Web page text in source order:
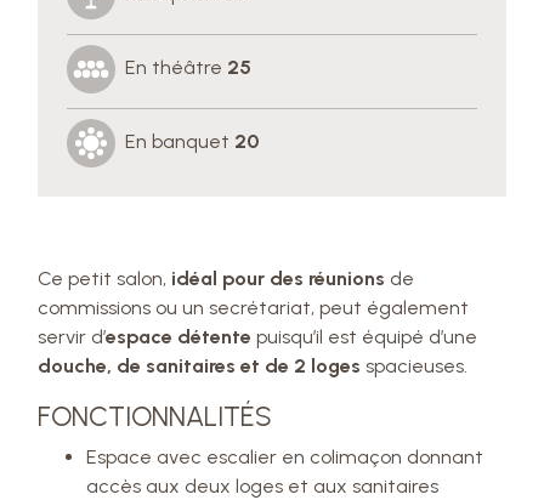
Ce petit salon, idéal pour des réunions de
commissions ou un secrétariat, peut également
servir d’espace détente puisqu’il est équipé d’une
douche, de sanitaires et de 2 loges spacieuses.
FONCTIONNALITÉS
Espace avec escalier en colimaçon donnant
accès aux deux loges et aux sanitaires
En théâtre 25
En banquet 20